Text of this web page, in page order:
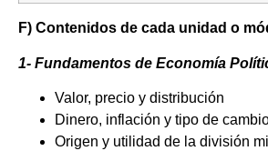
F) Contenidos de cada unidad o
1- Fundamentos de Economía
Valor, precio y distribución
Dinero, inflación y tipo de
Origen y utilidad de la división